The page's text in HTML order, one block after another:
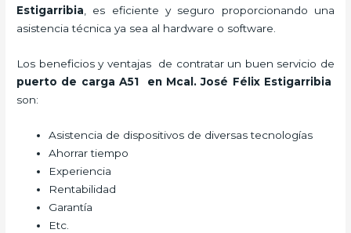
Estigarribia , es eficiente y seguro proporcionando una
asistencia técnica ya sea al hardware o software.
Los beneficios y ventajas de contratar un buen servicio de
puerto de carga A51
en Mcal. José Félix Estigarribia
son:
Asistencia de dispositivos de diversas tecnologías
Ahorrar tiempo
Experiencia
Rentabilidad
Garantía
Etc.